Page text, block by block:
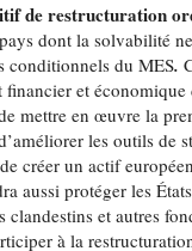
de restructuration
dont la solvabilité
conditionnels du MES.
et économique
mettre en œuvre la
les outils de
créer un actif
aussi protéger les
clandestins et autres
à la